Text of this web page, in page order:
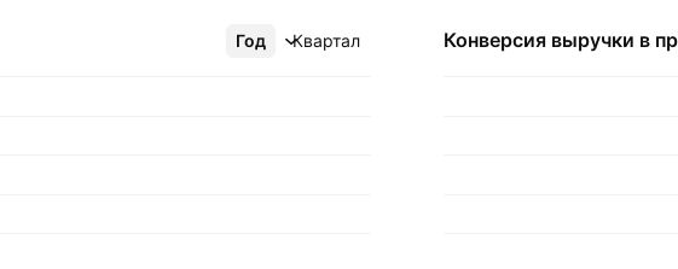
Год Квартал
Ещё Конверсия выручки в